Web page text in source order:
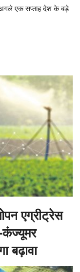
अगले एक सप्ताह देश के बड़े
एग्रीट्रेस
कंज्यूमर
बढ़ावा